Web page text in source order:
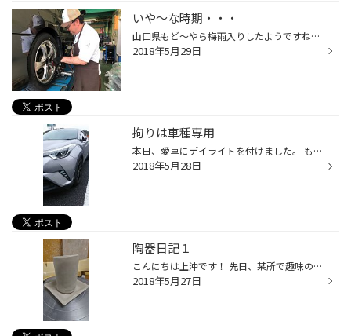
いや～な時期・・・
山口県もど～やら梅雨入りしたようですね。 （気象庁ＨＰより） 山口県が九州北部に該当するとは初めて知りました・・・。 雨の日でも安心してお車を運転して頂ける様 タイヤ館下松は梅雨のドライブを全力でサポート致します。 特にワイパーは視界不良の原因となりますので 是非、一度点検を!! お気...
2018年5月29日
拘りは車種専用
本日、愛車にデイライトを付けました。 もちろん車種専用設計で 結構いい感じに付きました。 エンジンスタートで、
2018年5月28日
陶器日記１
こんにちは上沖です！ 先日、某所で趣味の陶芸をしてきました。 余り時間が無くて色々とできなかったこともありましたが、 お皿を何枚かと花瓶っぽいものを作りました。 ↓作った作品たち 次は作ったものに色をつけてきます。
2018年5月27日